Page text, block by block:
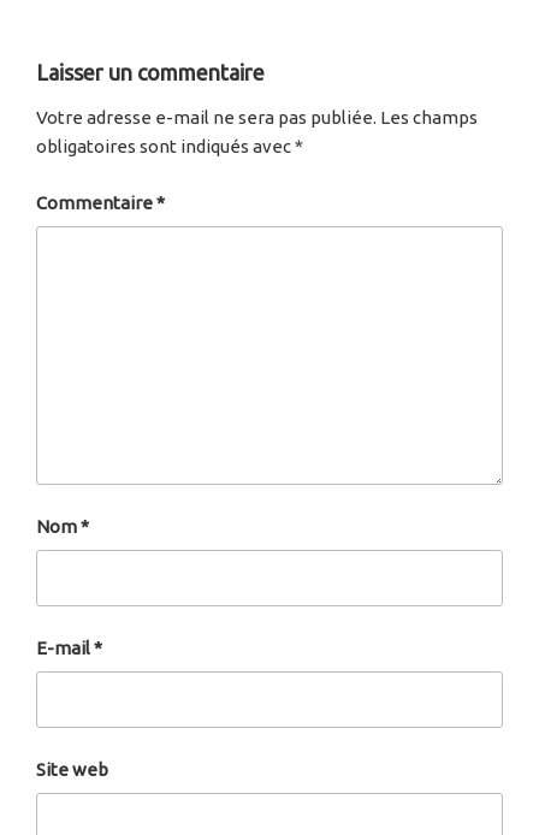
Laisser un commentaire
Votre adresse e-mail ne sera pas publiée. Les champs
obligatoires sont indiqués avec*
Commentaire*
Nom*
E-mail*
Site web